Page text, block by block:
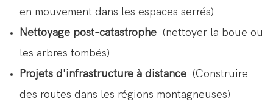
en mouvement dans les espaces serrés)
Nettoyage post-catastrophe (nettoyer la boue ou
les arbres tombés)
Projets d'infrastructure à distance (Construire
des routes dans les régions montagneuses)